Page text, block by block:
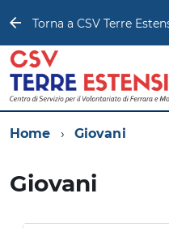
Torna a CSV Terre
Home Giovani
Giovani